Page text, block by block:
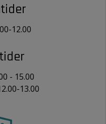
12.00
- 15.00
13.00